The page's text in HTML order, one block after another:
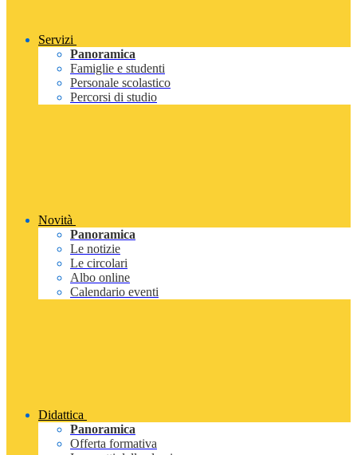
Servizi
Panoramica
Famiglie e studenti
Personale scolastico
Percorsi di studio
Novità
Panoramica
Le notizie
Le circolari
Albo online
Calendario eventi
Didattica
Panoramica
Offerta formativa